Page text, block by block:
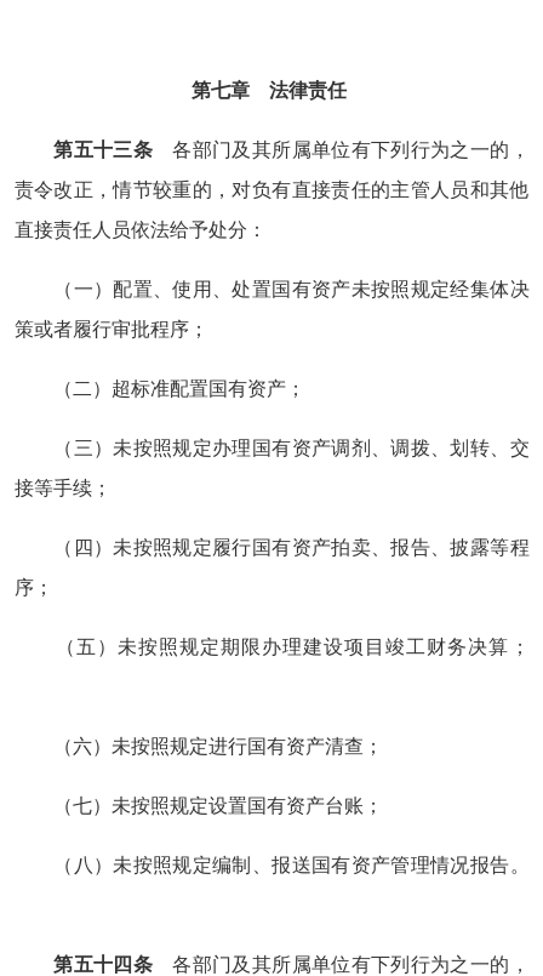
第七章 法律责任
第五十三条 各部门及其所属单位有下列行为之一的，
责令改正，情节较重的，对负有直接责任的主管人员和其他
直接责任人员依法给予处分：
（一）配置、使用、处置国有资产未按照规定经集体决
策或者履行审批程序；
（二）超标准配置国有资产；
（三）未按照规定办理国有资产调剂、调拨、划转、交
接等手续；
（四）未按照规定履行国有资产拍卖、报告、披露等程
序；
（五）未按照规定期限办理建设项目竣工财务决算；
（六）未按照规定进行国有资产清查；
（七）未按照规定设置国有资产台账；
（八）未按照规定编制、报送国有资产管理情况报告。
第五十四条 各部门及其所属单位有下列行为之一的，